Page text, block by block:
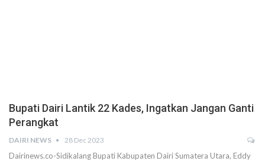
Bupati Dairi Lantik 22 Kades, Ingatkan Jangan Ganti
Perangkat
DAIRI NEWS 28 Dec 2023
Dairinews.co-Sidikalang Bupati Kabupaten Dairi Sumatera Utara, Eddy